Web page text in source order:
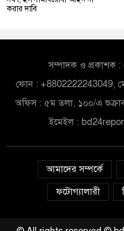
করার দাবি
সম্পাদক ও প্রকাশক :
ফোন : +8802222243049,
অফিস : ৫ম তলা, ১০০/এ
ইমেইল :
আমাদের সম্পর্কে
ফটোগ্যালারী